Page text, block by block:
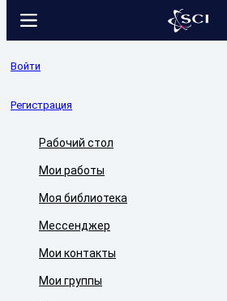
Войти
Регистрация
Рабочий стол
Мои работы
Моя библиотека
Мессенджер
Мои контакты
Мои группы